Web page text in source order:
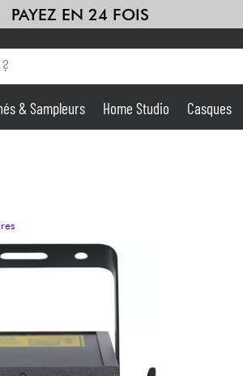
PAYEZ EN 24 FOIS
Batteries & Percu
Eveil Musical
Packs
& Sampleurs Home Studio Casques